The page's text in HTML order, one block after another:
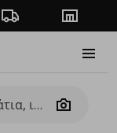
Πορεία παραγγελίας
Camera